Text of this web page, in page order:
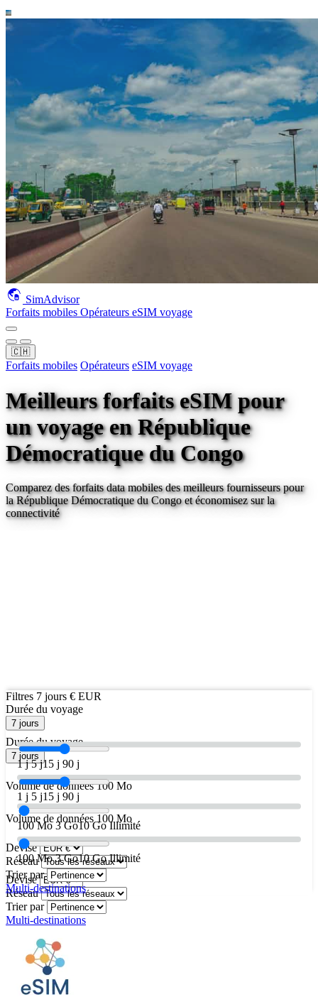
SimAdvisor
Forfaits mobiles Opérateurs eSIM voyage
🇨🇭
Forfaits mobiles Opérateurs eSIM voyage
Meilleurs forfaits eSIM pour
un voyageen République
Démocratique du Congo
Comparez des forfaits data mobiles des meilleurs fournisseurs pour
la République Démocratique du Congoet économisez sur la
connectivité
Filtres 7 jours € EUR
Durée du voyage
7 jours
1 j 5 j15 j 90 j
Volume de données 100 Mo
100 Mo 3 Go10 Go Illimité
Devise
Réseau
Trier par
Multi-destinations
Durée du voyage
7 jours
1 j 5 j15 j 90 j
Volume de données 100 Mo
100 Mo 3 Go10 Go Illimité
Devise
Réseau
Trier par
Multi-destinations